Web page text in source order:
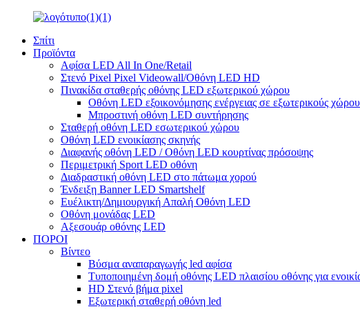
Σπίτι
Προϊόντα
Αφίσα LED All In One/Retail
Στενό Pixel Pixel Videowall/Οθόνη LED HD
Πινακίδα σταθερής οθόνης LED εξωτερικού χώρου
Οθόνη LED εξοικονόμησης ενέργειας σε εξωτερικούς
Μπροστινή οθόνη LED συντήρησης
Σταθερή οθόνη LED εσωτερικού χώρου
Οθόνη LED ενοικίασης σκηνής
Διαφανής οθόνη LED / Οθόνη LED κουρτίνας πρόσοψης
Περιμετρική Sport LED οθόνη
Διαδραστική οθόνη LED στο πάτωμα χορού
Ένδειξη Banner LED Smartshelf
Ευέλικτη/Δημιουργική Απαλή Οθόνη LED
Οθόνη μονάδας LED
Αξεσουάρ οθόνης LED
ΠΟΡΟΙ
Βίντεο
Βύσμα αναπαραγωγής led αφίσα
Τυποποιημένη δομή οθόνης LED πλαισίου οθόνης για
HD Στενό βήμα pixel
Εξωτερική σταθερή οθόνη led